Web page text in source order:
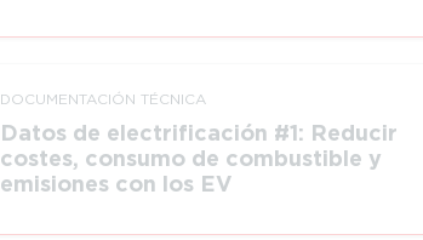
DOCUMEN­TACIÓN TÉCNICA
Datos de electrificación #1: Reducir
costes, consumo de combustible y
emisiones con los EV